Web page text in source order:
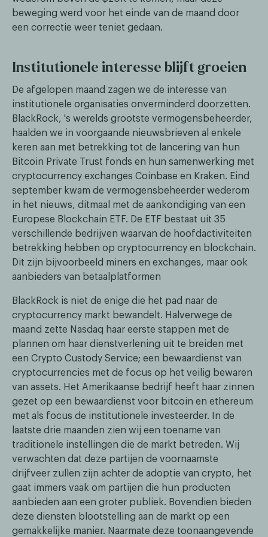
beweging werd voor het einde van de maand door
een correctie weer teniet gedaan.
Institutionele interesse blijft groeien
De afgelopen maand zagen we de interesse van
institutionele organisaties onverminderd doorzetten.
BlackRock, 's werelds grootste vermogensbeheerder,
haalden we in voorgaande nieuwsbrieven al enkele
keren aan met betrekking tot de lancering van hun
Bitcoin Private Trust fonds en hun samenwerking met
cryptocurrency exchanges Coinbase en Kraken. Eind
september kwam de vermogensbeheerder wederom
in het nieuws, ditmaal met de aankondiging van een
Europese Blockchain ETF. De ETF bestaat uit 35
verschillende bedrijven waarvan de hoofdactiviteiten
betrekking hebben op cryptocurrency en blockchain.
Dit zijn bijvoorbeeld miners en exchanges, maar ook
aanbieders van betaalplatformen
BlackRock is niet de enige die het pad naar de
cryptocurrency markt bewandelt. Halverwege de
maand zette Nasdaq haar eerste stappen met de
plannen om haar dienstverlening uit te breiden met
een Crypto Custody Service; een bewaardienst van
cryptocurrencies met de focus op het veilig bewaren
van assets. Het Amerikaanse bedrijf heeft haar zinnen
gezet op een bewaardienst voor bitcoin en ethereum
met als focus de institutionele investeerder. In de
laatste drie maanden zien wij een toename van
traditionele instellingen die de markt betreden. Wij
verwachten dat deze partijen de voornaamste
drijfveer zullen zijn achter de adoptie van crypto, het
gaat immers vaak om partijen die hun producten
aanbieden aan een groter publiek. Bovendien bieden
deze diensten blootstelling aan de markt op een
gemakkelijke manier. Naarmate deze toonaangevende